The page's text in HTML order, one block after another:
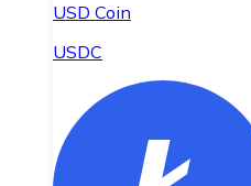
USD Coin
USDC